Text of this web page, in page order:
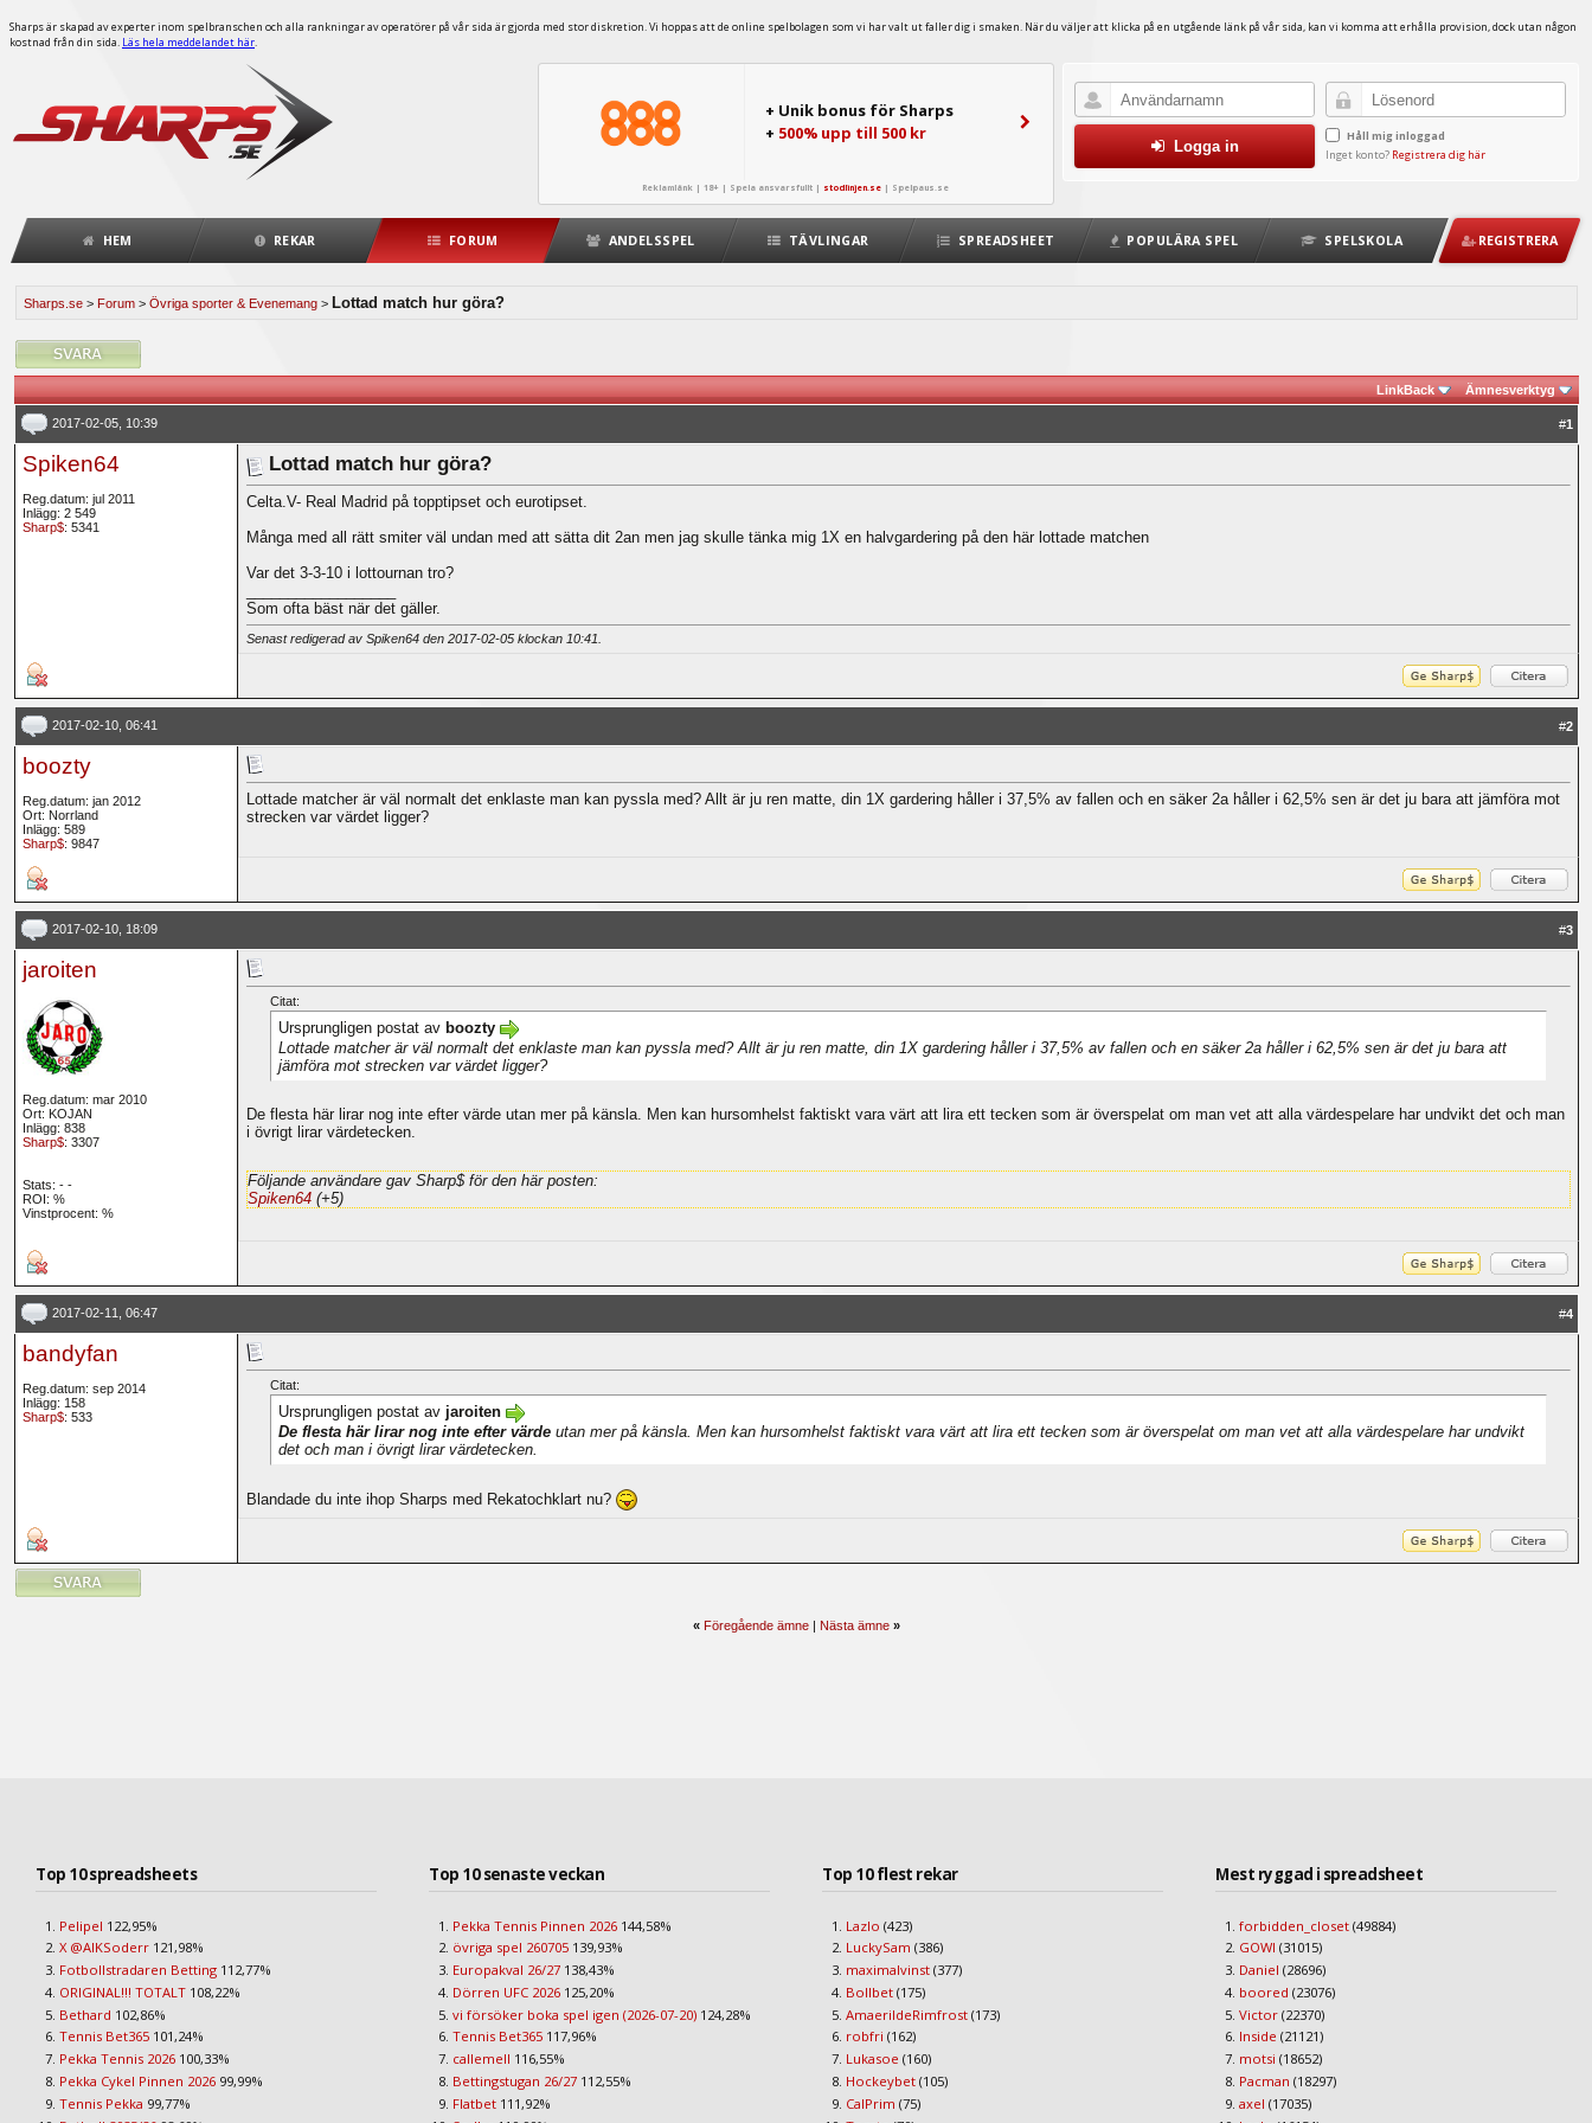
Sharps är skapad av experter inom spelbranschen och alla rankningar av operatörer på vår sida är gjorda med stor diskretion. Vi hoppas att de online spelbolagen som vi har valt ut faller dig i smaken. När du väljer att klicka på en utgående länk på vår sida, kan vi komma att erhålla provision, dock utan någon
kostnad från din sida. Läs hela meddelandet här.
+ Unik bonus för Sharps
+ 500% upp till 500 kr
Reklamlänk | 18+ | Spela ansvarsfullt | stodlinjen.se | Spelpaus.se
Håll mig inloggad
Inget konto? Registrera dig här
Logga in
HEM REKAR FORUM ANDELSSPEL TÄVLINGAR SPREADSHEET POPULÄRA SPEL SPELSKOLA REGISTRERA
Sharps.se > Forum > Övriga sporter & Evenemang > Lottad match hur göra?
LinkBack Ämnesverktyg
2017-02-05, 10:39 #1
Spiken64
Reg.datum: jul 2011
Inlägg: 2 549
Sharp$: 5341
Lottad match hur göra?
Celta.V- Real Madrid på topptipset och eurotipset.
Många med all rätt smiter väl undan med att sätta dit 2an men jag skulle tänka mig 1X en halvgardering på den här lottade matchen
Var det 3-3-10 i lottournan tro?
Som ofta bäst när det gäller.
Senast redigerad av Spiken64 den 2017-02-05 klockan 10:41.
2017-02-10, 06:41 #2
boozty
Reg.datum: jan 2012
Ort: Norrland
Inlägg: 589
Sharp$: 9847
Lottade matcher är väl normalt det enklaste man kan pyssla med? Allt är ju ren matte, din 1X gardering håller i 37,5% av fallen och en säker 2a håller i 62,5% sen är det ju bara att jämföra mot
strecken var värdet ligger?
2017-02-10, 18:09 #3
jaroiten
Reg.datum: mar 2010
Ort: KOJAN
Inlägg: 838
Sharp$: 3307
Stats: - -
ROI: %
Vinstprocent: %
Citat:
Ursprungligen postat av boozty
Lottade matcher är väl normalt det enklaste man kan pyssla med? Allt är ju ren matte, din 1X gardering håller i 37,5% av fallen och en säker 2a håller i 62,5% sen är det ju bara att
jämföra mot strecken var värdet ligger?
De flesta här lirar nog inte efter värde utan mer på känsla. Men kan hursomhelst faktiskt vara värt att lira ett tecken som är överspelat om man vet att alla värdespelare har undvikt det och man
i övrigt lirar värdetecken.
Följande användare gav Sharp$ för den här posten:
Spiken64(+5)
2017-02-11, 06:47 #4
bandyfan
Reg.datum: sep 2014
Inlägg: 158
Sharp$: 533
Citat:
Ursprungligen postat av jaroiten
De flesta här lirar nog inte efter värde utan mer på känsla. Men kan hursomhelst faktiskt vara värt att lira ett tecken som är överspelat om man vet att alla värdespelare har undvikt
det och man i övrigt lirar värdetecken.
Blandade du inte ihop Sharps med Rekatochklart nu?
« Föregående ämne| Nästa ämne »
Top 10 spreadsheets
Pelipel 122,95%
X @AIKSoderr 121,98%
Fotbollstradaren Betting 112,77%
ORIGINAL!!! TOTALT 108,22%
Bethard 102,86%
Tennis Bet365 101,24%
Pekka Tennis 2026 100,33%
Pekka Cykel Pinnen 2026 99,99%
Tennis Pekka 99,77%
Top 10 senaste veckan
Pekka Tennis Pinnen 2026 144,58%
övriga spel 260705 139,93%
Europakval 26/27 138,43%
Dörren UFC 2026 125,20%
vi försöker boka spel igen (2026-07-20) 124,28%
Tennis Bet365 117,96%
callemell 116,55%
Bettingstugan 26/27 112,55%
Flatbet 111,92%
Top 10 flest rekar
Lazlo (423)
LuckySam (386)
maximalvinst (377)
Bollbet (175)
AmaerildeRimfrost (173)
robfri (162)
Lukasoe (160)
Hockeybet (105)
CalPrim (75)
Mest ryggad i spreadsheet
forbidden_closet (49884)
GOWI (31015)
Daniel (28696)
boored (23076)
Victor (22370)
Inside (21121)
motsi (18652)
Pacman (18297)
axel (17035)